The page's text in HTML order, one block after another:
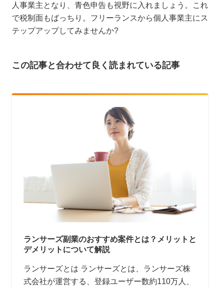
人事業主となり、青色申告も視野に入れましょう。これ
で税制面もばっちり。フリーランスから個人事業主にス
テップアップしてみませんか?
この記事と合わせて良く読まれている記事
ランサーズ副業のおすすめ案件とは？メリットと
デメリットについて解説
ランサーズとは ランサーズとは、ランサーズ株
式会社が運営する、登録ユーザー数約110万人、